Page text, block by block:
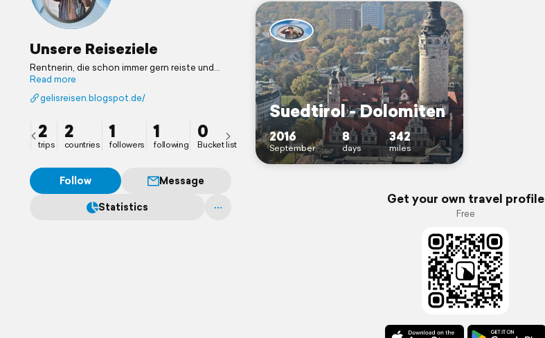
Unsere Reiseziele
Rentnerin, die schon immer gern reiste und
feststellt, es lässt noch lange nicht nach, der
Wunsch die Welt zu erkunden, denn 96 Länder
haben wir gesehen...es geht weiter...
Read more
gelisreisen.blogspot.de/
2
trips
2
countries
1
followers
1
following
0
Bucket list
Follow
Message
Statistics
Suedtirol - Dolomiten
2016
September
8
days
342
miles
Get your own travel profile
Free